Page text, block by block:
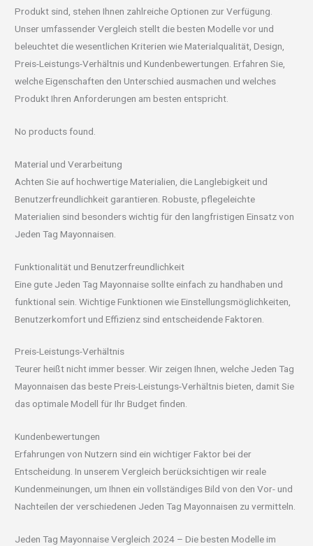
Produkt sind, stehen Ihnen zahlreiche Optionen zur Verfügung.
Unser umfassender Vergleich stellt die besten Modelle vor und
beleuchtet die wesentlichen Kriterien wie Materialqualität, Design,
Preis-Leistungs-Verhältnis und Kundenbewertungen. Erfahren Sie,
welche Eigenschaften den Unterschied ausmachen und welches
Produkt Ihren Anforderungen am besten entspricht.
No products found.
Material und Verarbeitung
Achten Sie auf hochwertige Materialien, die Langlebigkeit und
Benutzerfreundlichkeit garantieren. Robuste, pflegeleichte
Materialien sind besonders wichtig für den langfristigen Einsatz von
Jeden Tag Mayonnaisen.
Funktionalität und Benutzerfreundlichkeit
Eine gute Jeden Tag Mayonnaise sollte einfach zu handhaben und
funktional sein. Wichtige Funktionen wie Einstellungsmöglichkeiten,
Benutzerkomfort und Effizienz sind entscheidende Faktoren.
Preis-Leistungs-Verhältnis
Teurer heißt nicht immer besser. Wir zeigen Ihnen, welche Jeden Tag
Mayonnaisen das beste Preis-Leistungs-Verhältnis bieten, damit Sie
das optimale Modell für Ihr Budget finden.
Kundenbewertungen
Erfahrungen von Nutzern sind ein wichtiger Faktor bei der
Entscheidung. In unserem Vergleich berücksichtigen wir reale
Kundenmeinungen, um Ihnen ein vollständiges Bild von den Vor- und
Nachteilen der verschiedenen Jeden Tag Mayonnaisen zu vermitteln.
Jeden Tag Mayonnaise Vergleich 2024 – Die besten Modelle im